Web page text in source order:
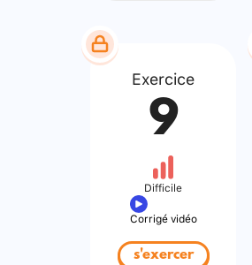
Exercice
9
Difficile
Corrigé vidéo
s'exercer